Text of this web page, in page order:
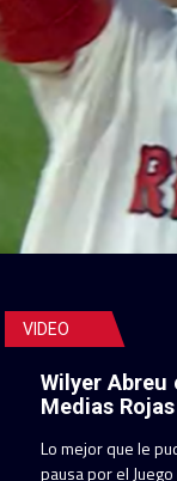
VIDEO
Wilyer
Medias Rojas
Lo mejor que le
pausa por el